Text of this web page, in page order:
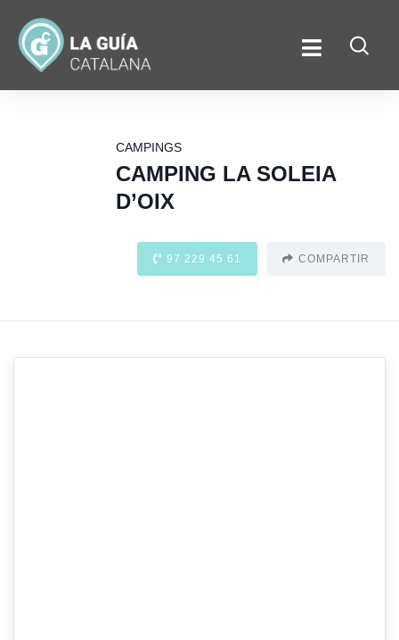
CAMPINGS
CAMPING LA SOLEIA
D’OIX
97 229 45 61 COMPARTIR